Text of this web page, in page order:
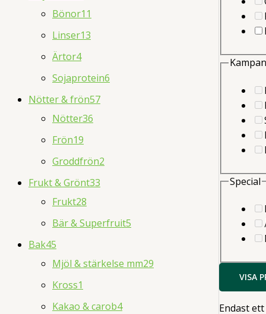
Bönor11
Linser13
Ärtor4
Sojaprotein6
Nötter & frön57
Nötter36
Frön19
Groddfrön2
Frukt & Grönt33
Frukt28
Bär & Superfruit5
Bak45
Mjöl & stärkelse mm29
Kross1
Kakao & carob4
Special
VISA
Endast